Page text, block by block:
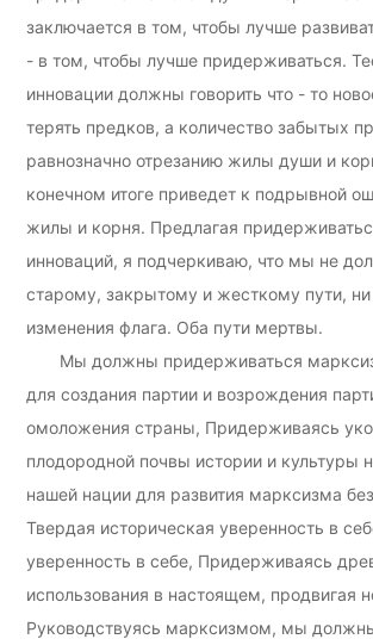
заключается в том, чтобы лучше
- в том, чтобы лучше придерживаться.
инновации должны говорить что - то
терять предков, а количество забытых
равнозначно отрезанию жилы души и
конечном итоге приведет к подрывной
жилы и корня. Предлагая
инноваций, я подчеркиваю, что мы не
старому, закрытому и жесткому пути,
изменения флага. Оба пути мертвы.
Мы должны придерживаться
для создания партии и возрождения
омоложения страны, Придерживаясь
плодородной почвы истории и культуры
нашей нации для развития марксизма
Твердая историческая уверенность в
уверенность в себе, Придерживаясь
использования в настоящем, продвигая
Руководствуясь марксизмом, мы